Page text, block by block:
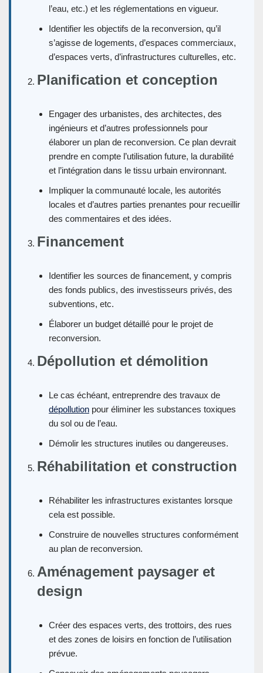
l’eau, etc.) et les réglementations en vigueur.
Identifier les objectifs de la reconversion, qu’il
s’agisse de logements, d’espaces commerciaux,
d’espaces verts, d’infrastructures culturelles, etc.
Planification et conception
Engager des urbanistes, des architectes, des
ingénieurs et d’autres professionnels pour
élaborer un plan de reconversion. Ce plan devrait
prendre en compte l’utilisation future, la durabilité
et l’intégration dans le tissu urbain environnant.
Impliquer la communauté locale, les autorités
locales et d’autres parties prenantes pour recueillir
des commentaires et des idées.
Financement
Identifier les sources de financement, y compris
des fonds publics, des investisseurs privés, des
subventions, etc.
Élaborer un budget détaillé pour le projet de
reconversion.
Dépollution et démolition
Le cas échéant, entreprendre des travaux de
dépollution pour éliminer les substances toxiques
du sol ou de l’eau.
Démolir les structures inutiles ou dangereuses.
Réhabilitation et construction
Réhabiliter les infrastructures existantes lorsque
cela est possible.
Construire de nouvelles structures conformément
au plan de reconversion.
Aménagement paysager et
design
Créer des espaces verts, des trottoirs, des rues
et des zones de loisirs en fonction de l’utilisation
prévue.